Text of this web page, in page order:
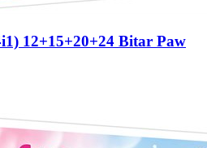
12+15+20+24 Bitar Paw